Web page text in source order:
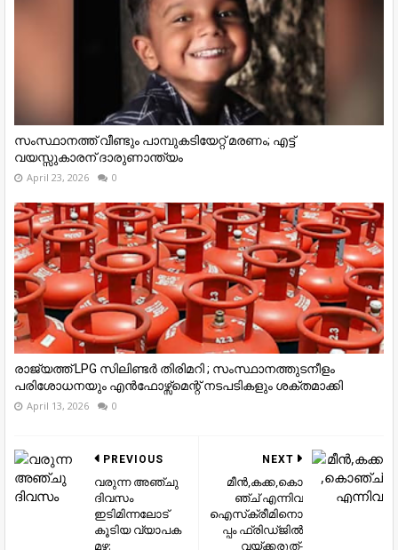
സംസ്ഥാനത്ത് വീണ്ടും പാമ്പുകടിയേറ്റ് മരണം; എട്ട്
വയസ്സുകാരന് ദാരുണാന്ത്യം
April 23, 2026 0
രാജ്യത്ത് LPG സിലിണ്ടർ തിരിമറി ; സംസ്ഥാനത്തുടനീളം
പരിശോധനയും എൻഫോഴ്സ്മെന്റ് നടപടികളും ശക്തമാക്കി
April 13, 2026 0
NEXT
മീൻ,കക്ക,കൊ
ഞ്ച് എന്നിവ
ഐസ്‌ക്രീമിനൊ
പ്പം ഫ്രിഡ്ജില്‍
വയ്ക്കരുത്-
PREVIOUS
വരുന്ന അഞ്ചു
ദിവസം
ഇടിമിന്നലോട്
കൂടിയ വ്യാപക
മഴ: